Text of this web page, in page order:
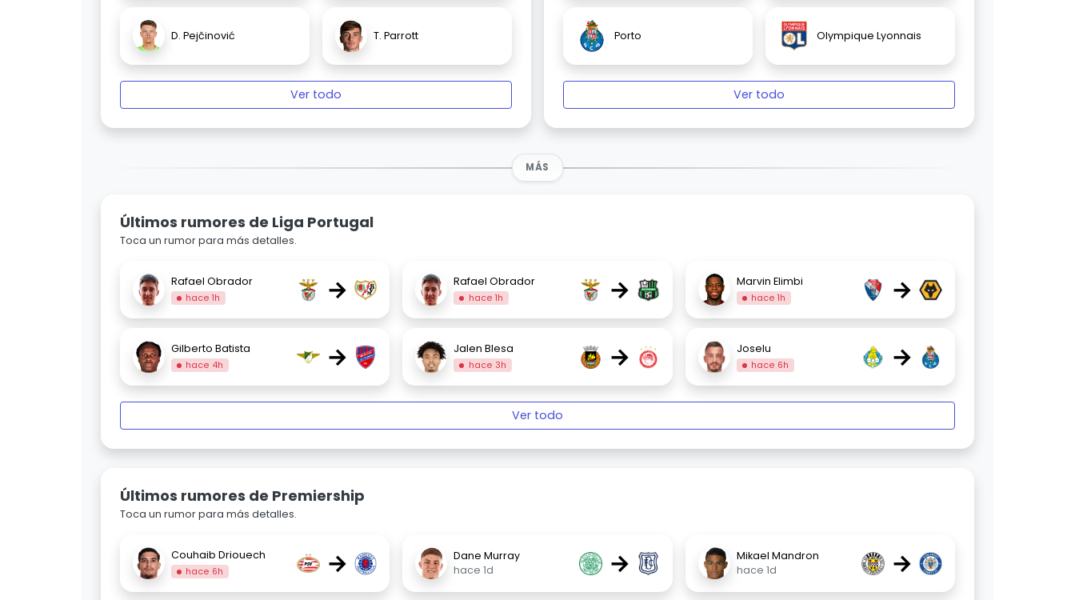
D. Pejčinović T. Parrott
Ver todo
Porto Olympique Lyonnais
Ver todo
MÁS
Últimos rumores de Liga Portugal
Toca un rumor para más detalles.
Rafael Obrador
hace 1h → Rafael Obrador
hace 1h → Marvin Elimbi
hace 1h →
Gilberto Batista
hace 4h → Jalen Blesa
hace 3h → Joselu
hace 6h →
Ver todo
Últimos rumores de Premiership
Toca un rumor para más detalles.
Couhaib Driouech
hace 6h →
Dane Murray
hace 1d
→
Mikael Mandron
hace 1d
→